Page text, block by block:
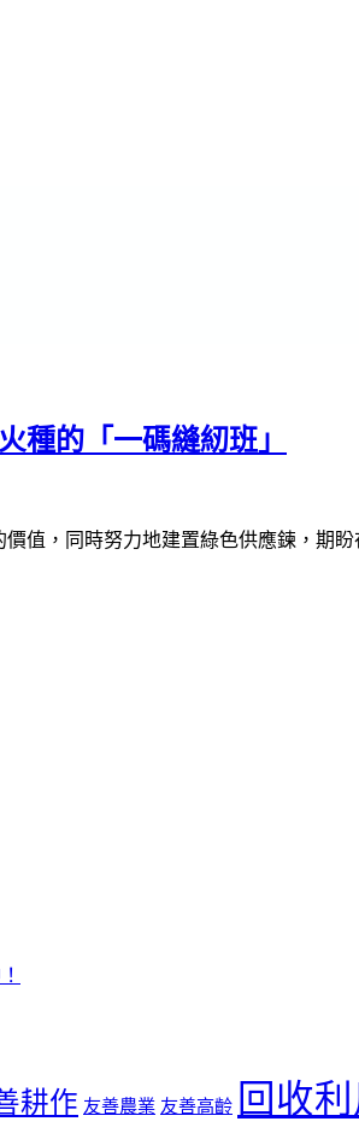
種的「一碼縫紉班」
值，同時努力地建置綠色供應鍊，期
耕作 友善農業 友善高齡 回收利